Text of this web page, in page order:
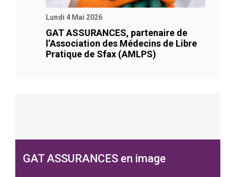
Lundi 4 Mai 2026
GAT ASSURANCES, partenaire de
l’Association des Médecins de Libre
Pratique de Sfax (AMLPS)
GAT ASSURANCES en image